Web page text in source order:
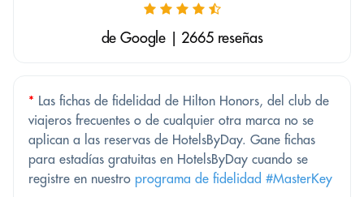
de Google | 2665 reseñas
* Las fichas de fidelidad de Hilton Honors, del club de
viajeros frecuentes o de cualquier otra marca no se
aplican a las reservas de HotelsByDay. Gane fichas
para estadías gratuitas en HotelsByDay cuando se
registre en nuestro programa de fidelidad #MasterKey